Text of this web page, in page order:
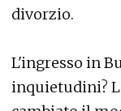
divorzio.
L'ingresso in
inquietudini?